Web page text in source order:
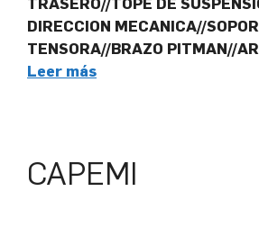
TRASERO//TOPE DE
DIRECCION MECANICA//
TENSORA//BRAZO PITMAN//
Leer más
CAPEMI